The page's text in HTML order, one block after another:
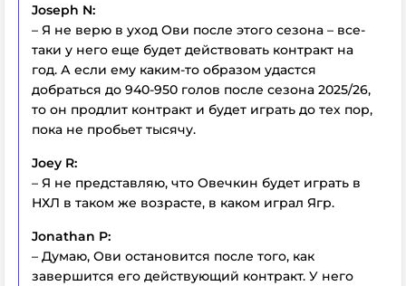
Joseph N:
– Я не верю в уход Ови после этого сезона – все-
таки у него еще будет действовать контракт на
год. А если ему каким-то образом удастся
добраться до 940-950 голов после сезона 2025/26,
то он продлит контракт и будет играть до тех пор,
пока не пробьет тысячу.
Joey R:
– Я не представляю, что Овечкин будет играть в
НХЛ в таком же возрасте, в каком играл Ягр.
Jonathan P:
– Думаю, Ови остановится после того, как
завершится его действующий контракт. У него